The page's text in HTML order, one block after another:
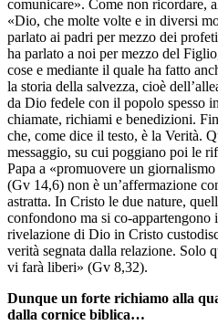
comunicare». Come non ricordare,
«Dio, che molte volte e in diversi
parlato ai padri per mezzo dei
ha parlato a noi per mezzo del
cose e mediante il quale ha fatto
la storia della salvezza, cioè
da Dio fedele con il popolo spesso
chiamate, richiami e benedizioni.
che, come dice il testo, è la Verità.
messaggio, su cui poggiano poi le
Papa a «promuovere un
(Gv 14,6) non è un’affermazione
astratta. In Cristo le due nature,
confondono ma si co-appartengono
rivelazione di Dio in Cristo
verità segnata dalla relazione. Solo
vi farà liberi» (Gv 8,32).
Dunque un forte richiamo alla
dalla cornice biblica…